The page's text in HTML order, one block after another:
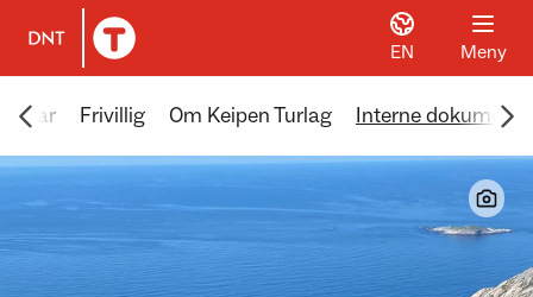
Til DNT.no forside
EN Meny
Scroll menyen mot venstre
Frivillig Om Keipen Turlag Interne